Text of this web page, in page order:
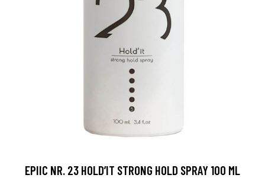
EPIIC NR. 23 HOLD’IT STRONG HOLD SPRAY 100 ML